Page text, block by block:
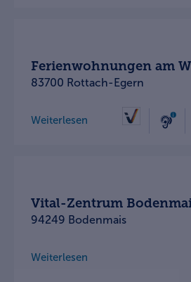
Ferienwohnungen am
83700 Rottach-Egern
Weiterlesen
Vital-Zentrum
94249 Bodenmais
Weiterlesen